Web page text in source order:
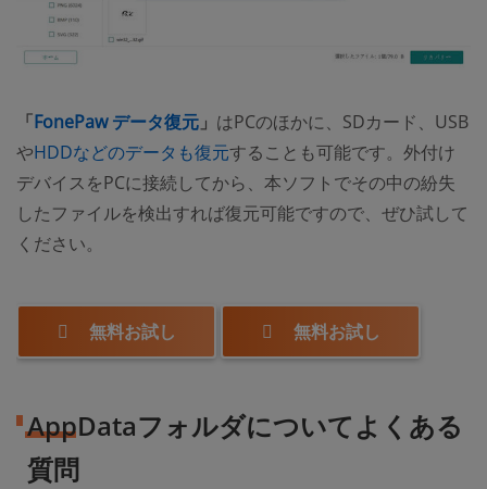
「FonePaw データ復元」 はPCのほかに、SDカード、USB
やHDDなどのデータも復元することも可能です。外付け
デバイスをPCに接続してから、本ソフトでその中の紛失
したファイルを検出すれば復元可能ですので、ぜひ試して
ください。
無料お試し 無料お試し
AppDataフォルダについてよくある
質問